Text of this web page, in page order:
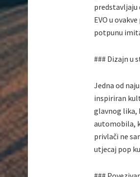
predstavljaju
EVO u
potpunu
### Dizajn u
Jedna od
inspiriran
glavnog lika,
automobila,
privlači ne
utjecaj pop